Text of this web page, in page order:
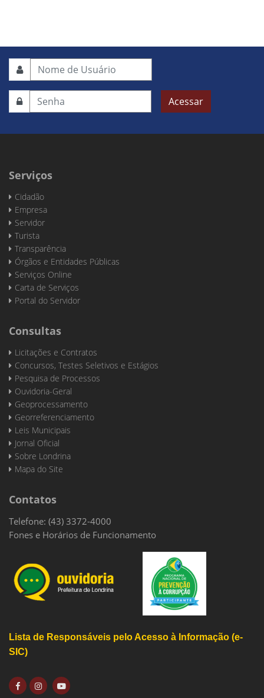
Acessar
Serviços
Cidadão
Empresa
Servidor
Turista
Transparência
Órgãos e Entidades Públicas
Serviços Online
Carta de Serviços
Portal do Servidor
Consultas
Licitações e Contratos
Concursos, Testes Seletivos e Estágios
Pesquisa de Processos
Ouvidoria-Geral
Geoprocessamento
Georreferenciamento
Leis Municipais
Jornal Oficial
Sobre Londrina
Mapa do Site
Contatos
Telefone: (43) 3372-4000
Fones e Horários de Funcionamento
Lista de Responsáveis pelo Acesso à Informação (e-
SIC)